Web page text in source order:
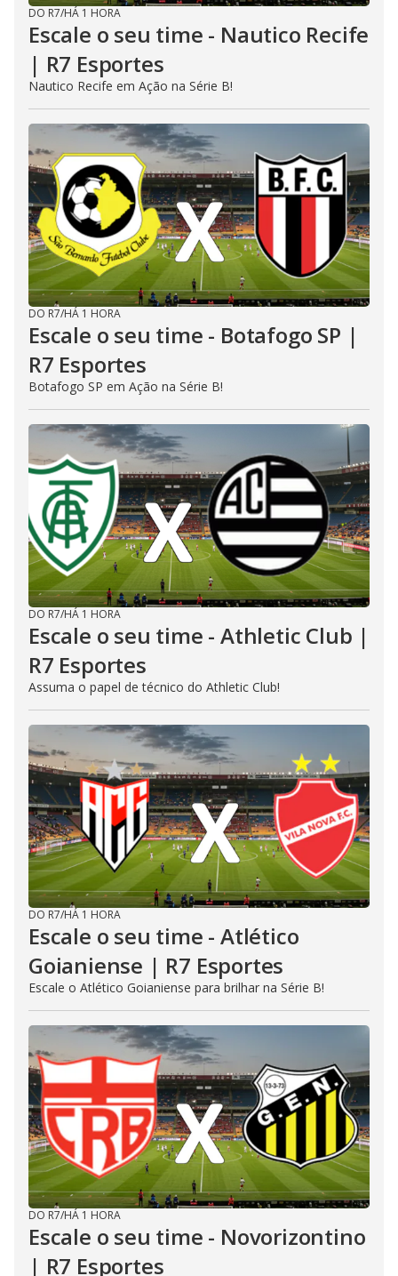
DO R7/HÁ 1 HORA
Escale o seu time - Nautico Recife
| R7 Esportes
Nautico Recife em Ação na Série B!
DO R7/HÁ 1 HORA
Escale o seu time - Botafogo SP |
R7 Esportes
Botafogo SP em Ação na Série B!
DO R7/HÁ 1 HORA
Escale o seu time - Athletic Club |
R7 Esportes
Assuma o papel de técnico do Athletic Club!
DO R7/HÁ 1 HORA
Escale o seu time - Atlético
Goianiense | R7 Esportes
Escale o Atlético Goianiense para brilhar na Série B!
DO R7/HÁ 1 HORA
Escale o seu time - Novorizontino
| R7 Esportes